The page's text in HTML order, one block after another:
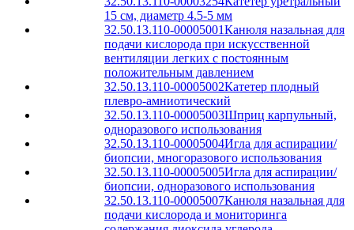
15 см, диаметр 4.5-5 мм
32.50.13.110-00005001Канюля назальная для
подачи кислорода при искусственной
вентиляции легких с постоянным
положительным давлением
32.50.13.110-00005002Катетер плодный
плевро-амниотический
32.50.13.110-00005003Шприц карпульный,
одноразового использования
32.50.13.110-00005004Игла для аспирации/
биопсии, многоразового использования
32.50.13.110-00005005Игла для аспирации/
биопсии, одноразового использования
32.50.13.110-00005007Канюля назальная для
подачи кислорода и мониторинга